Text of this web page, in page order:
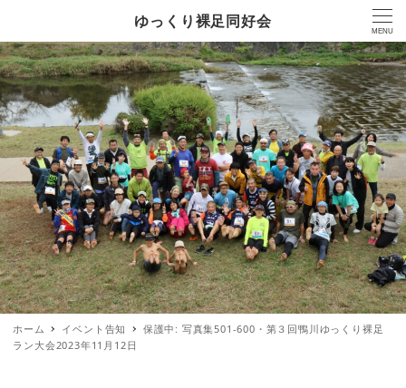
ゆっくり裸足同好会
MENU
ホーム イベント告知
保護中: 写真集501-600・第３回鴨川ゆっくり裸足
ラン大会2023年11月12日